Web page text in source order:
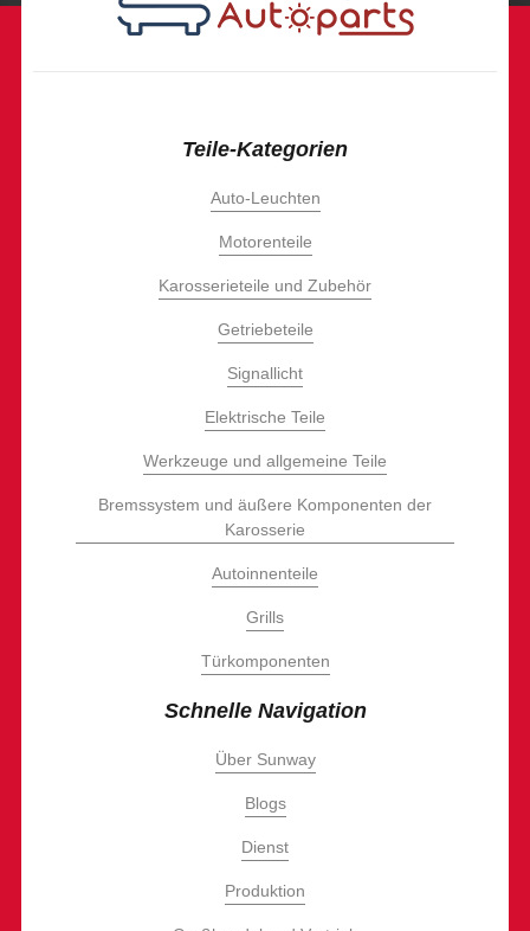
Teile-Kategorien
Auto-Leuchten
Motorenteile
Karosserieteile und Zubehör
Getriebeteile
Signallicht
Elektrische Teile
Werkzeuge und allgemeine Teile
Bremssystem und äußere Komponenten der
Karosserie
Autoinnenteile
Grills
Türkomponenten
Schnelle Navigation
Über Sunway
Blogs
Dienst
Produktion